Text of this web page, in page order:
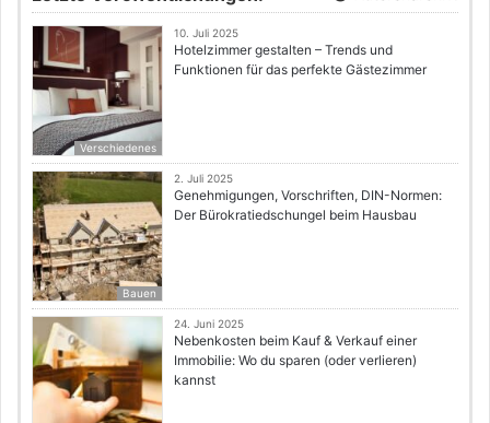
Verschiedenes
10. Juli 2025
Hotelzimmer gestalten – Trends und
Funktionen für das perfekte Gästezimmer
Bauen
2. Juli 2025
Genehmigungen, Vorschriften, DIN-Normen:
Der Bürokratiedschungel beim Hausbau
24. Juni 2025
Nebenkosten beim Kauf & Verkauf einer
Immobilie: Wo du sparen (oder verlieren)
kannst